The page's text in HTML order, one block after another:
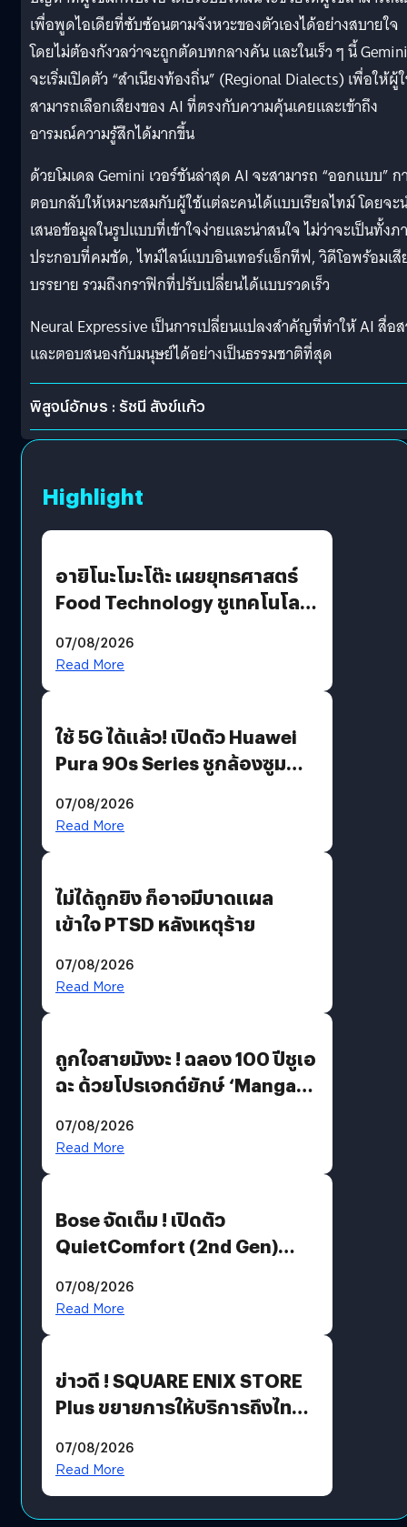
เพื่อพูดไอเดียที่ซับซ้อนตามจังหวะของตัวเองได้อย่างสบายใจ
โดยไม่ต้องกังวลว่าจะถูกตัดบทกลางคัน และในเร็ว ๆ นี้ Gemini
จะเริ่มเปิดตัว “สำเนียงท้องถิ่น” (Regional Dialects) เพื่อให้ผู้
สามารถเลือกเสียงของ AI ที่ตรงกับความคุ้นเคยและเข้าถึง
อารมณ์ความรู้สึกได้มากขึ้น
ด้วยโมเดล Gemini เวอร์ชันล่าสุด AI จะสามารถ “ออกแบบ” ก
ตอบกลับให้เหมาะสมกับผู้ใช้แต่ละคนได้แบบเรียลไทม์ โดยจะ
เสนอข้อมูลในรูปแบบที่เข้าใจง่ายและน่าสนใจ ไม่ว่าจะเป็นทั้ง
ประกอบที่คมชัด, ไทม์ไลน์แบบอินเทอร์แอ็กทีฟ, วิดีโอพร้อมเสี
บรรยาย รวมถึงกราฟิกที่ปรับเปลี่ยนได้แบบรวดเร็ว
Neural Expressive เป็นการเปลี่ยนแปลงสำคัญที่ทำให้ AI สื่อ
และตอบสนองกับมนุษย์ได้อย่างเป็นธรรมชาติที่สุด
พิสูจน์อักษร : รัชนี สังข์แก้ว
Highlight
อายิโนะโมะโต๊ะ เผยยุทธศาสตร์
Food Technology ชูเทคโนโลยี
บริโภคและ B2B
07/08/2026
Read More
ใช้ 5G ได้แล้ว! เปิดตัว Huawei
Pura 90s Series ชูกล้องซูม
07/08/2026
Read More
ไม่ได้ถูกยิง ก็อาจมีบาดแผล
เข้าใจ PTSD หลังเหตุร้าย
07/08/2026
Read More
ถูกใจสายมังงะ ! ฉลอง 100 ปีชูเอ
ฉะ ด้วยโปรเจกต์ยักษ์ ‘Manga
มีภาษาไทยด้วย
07/08/2026
Read More
Bose จัดเต็ม ! เปิดตัว
QuietComfort (2nd Gen)
07/08/2026
Read More
ข่าวดี ! SQUARE ENIX STORE
Plus ขยายการให้บริการถึงไทย
โดยตรง
07/08/2026
Read More